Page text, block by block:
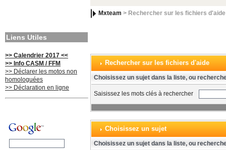
Liens Utiles
>> Calendrier 2017 <<
>> Info CASM / FFM
>> Déclarer les motos non
homologuées
>> Déclaration en ligne
Mxteam > Rechercher sur les fichiers d'aide
Rechercher sur les fichiers d'aide
Choisissez un sujet dans la liste, ou
Saisissez les mots clés à rechercher
Choisissez un sujet
Choisissez un sujet dans la liste, ou